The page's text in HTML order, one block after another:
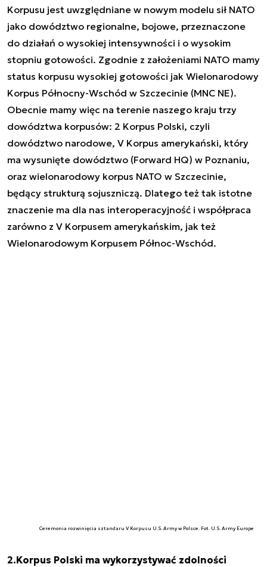
Korpusu jest uwzględniane w nowym modelu sił NATO
jako dowództwo regionalne, bojowe, przeznaczone
do działań o wysokiej intensywności i o wysokim
stopniu gotowości. Zgodnie z założeniami NATO mamy
status korpusu wysokiej gotowości jak Wielonarodowy
Korpus Północny-Wschód w Szczecinie (MNC NE).
Obecnie mamy więc na terenie naszego kraju trzy
dowództwa korpusów: 2 Korpus Polski, czyli
dowództwo narodowe, V Korpus amerykański, który
ma wysunięte dowództwo (Forward HQ) w Poznaniu,
oraz wielonarodowy korpus NATO w Szczecinie,
będący strukturą sojuszniczą. Dlatego też tak istotne
znaczenie ma dla nas interoperacyjność i współpraca
zarówno z V Korpusem amerykańskim, jak też
Wielonarodowym Korpusem Północ-Wschód.
Ceremonia rozwinięcia sztandaru V Korpusu U.S. Army w Polsce. Fot. U.S. Army Europe
2.Korpus Polski ma wykorzystywać zdolności